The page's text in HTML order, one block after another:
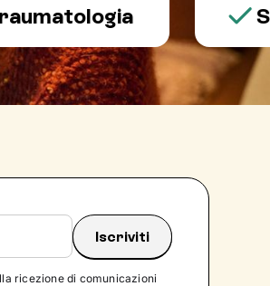
ricezione di comunicazioni